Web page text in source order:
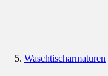
Waschtischarmaturen